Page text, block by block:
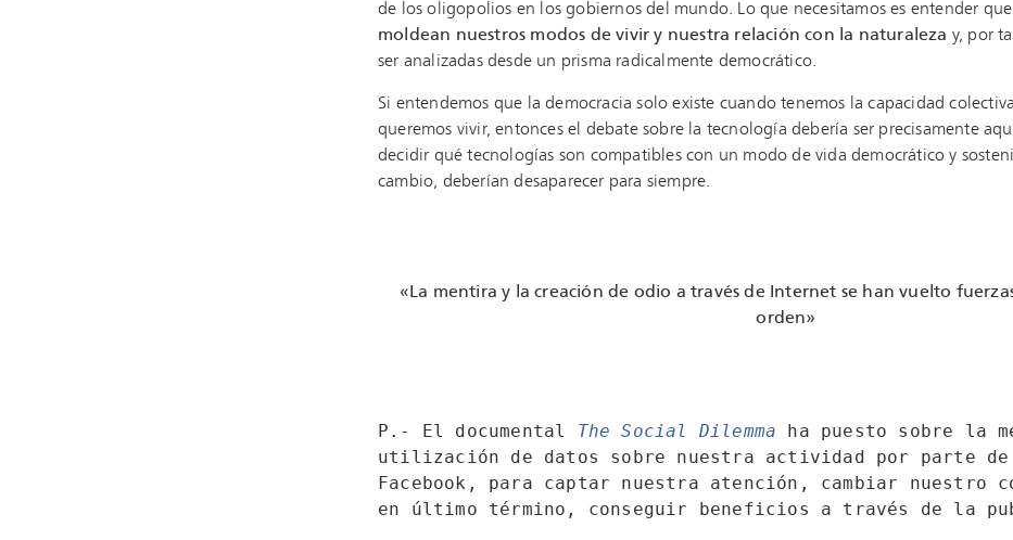
de los oligopolios en los gobiernos del mundo. Lo que necesitamos es entender que
moldean nuestros modos de vivir y nuestra relación con la naturaleza y, por
ser analizadas desde un prisma radicalmente democrático.
Si entendemos que la democracia solo existe cuando tenemos la capacidad
queremos vivir, entonces el debate sobre la tecnología debería ser precisamente
decidir qué tecnologías son compatibles con un modo de vida democrático y
cambio, deberían desaparecer para siempre.
«La mentira y la creación de odio a través de Internet se han vuelto
orden»
P.- El documental The Social Dilemma ha puesto sobre la
utilización de datos sobre nuestra actividad por parte de
Facebook, para captar nuestra atención, cambiar nuestro
en último término, conseguir beneficios a través de la